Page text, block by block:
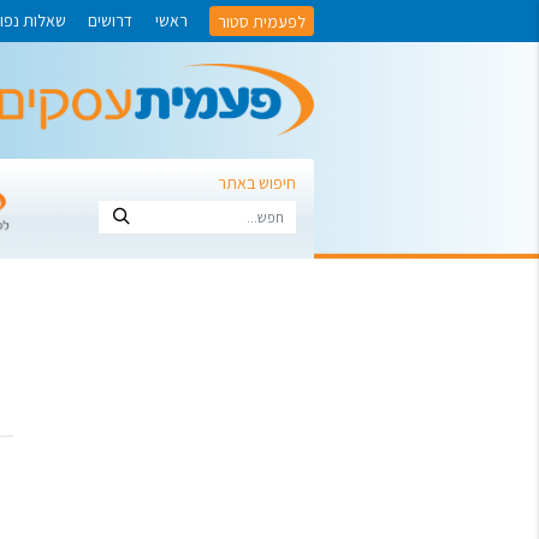
לפעמית סטור ראשי דרושים שאלות
חיפוש באתר